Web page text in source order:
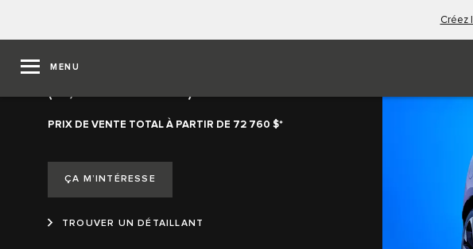
Créez
MENU
F-PACE R DYNAMIC S 2026
PRIX DE VENTE TOTAL À PARTIR DE 72 760 $*
ÇA M’INTÉRESSE
TROUVER UN DÉTAILLANT